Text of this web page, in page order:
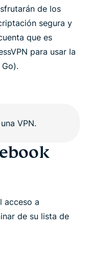
de los
segura y
que es
para usar la
acceso a
de su lista de